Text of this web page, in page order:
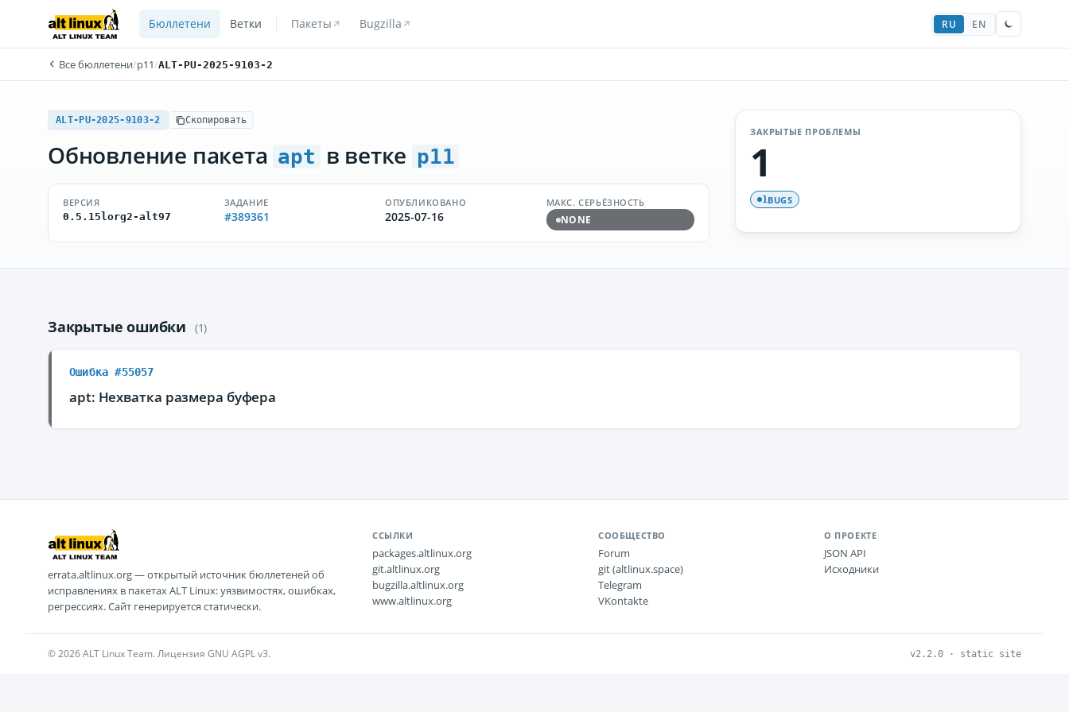
Бюллетени Ветки Пакеты Bugzilla RU EN
Все бюллетени/p11/ALT-PU-2025-9103-2
ALT-PU-2025-9103-2 Скопировать
Обновление пакета apt в ветке p11
ВЕРСИЯ
0.5.15lorg2-alt97
ЗАДАНИЕ
#389361
ОПУБЛИКОВАНО
2025-07-16
МАКС. СЕРЬЁЗНОСТЬ
NONE
ЗАКРЫТЫЕ ПРОБЛЕМЫ
1
1BUGS
Закрытые ошибки (1)
Ошибка #55057
apt: Нехватка размера буфера
errata.altlinux.org — открытый источник бюллетеней об
исправлениях в пакетах ALT Linux: уязвимостях, ошибках,
регрессиях. Сайт генерируется статически.
ССЫЛКИ
packages.altlinux.org
git.altlinux.org
bugzilla.altlinux.org
www.altlinux.org
СООБЩЕСТВО
Forum
git (altlinux.space)
Telegram
VKontakte
О ПРОЕКТЕ
JSON API
Исходники
© 2026 ALT Linux Team. Лицензия GNU AGPL v3. v2.2.0 · static site